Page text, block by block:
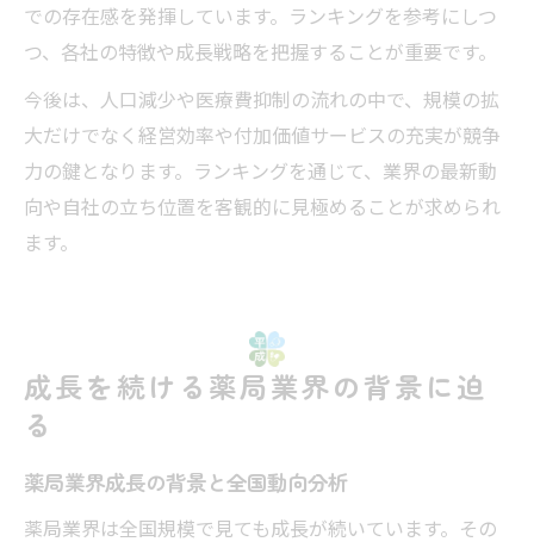
での存在感を発揮しています。ランキングを参考にしつ
つ、各社の特徴や成長戦略を把握することが重要です。
今後は、人口減少や医療費抑制の流れの中で、規模の拡
大だけでなく経営効率や付加価値サービスの充実が競争
力の鍵となります。ランキングを通じて、業界の最新動
向や自社の立ち位置を客観的に見極めることが求められ
ます。
成長を続ける薬局業界の背景に迫
る
薬局業界成長の背景と全国動向分析
薬局業界は全国規模で見ても成長が続いています。その